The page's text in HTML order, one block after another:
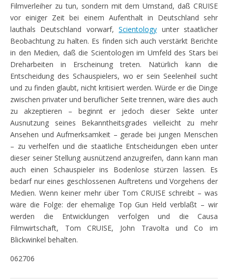
Filmverleiher zu tun, sondern mit dem Umstand, daß CRUISE
vor einiger Zeit bei einem Aufenthalt in Deutschland sehr
lauthals Deutschland vorwarf,Scientology unter staatlicher
Beobachtung zu halten. Es finden sich auch verstärkt Berichte
in den Medien, daß die Scientologen im Umfeld des Stars bei
Dreharbeiten in Erscheinung treten. Natürlich kann die
Entscheidung des Schauspielers, wo er sein Seelenheil sucht
und zu finden glaubt, nicht kritisiert werden. Würde er die Dinge
zwischen privater und beruflicher Seite trennen, wäre dies auch
zu akzeptieren – beginnt er jedoch dieser Sekte unter
Ausnutzung seines Bekanntheitsgrades vielleicht zu mehr
Ansehen und Aufmerksamkeit – gerade bei jungen Menschen
– zu verhelfen und die staatliche Entscheidungen eben unter
dieser seiner Stellung ausnützend anzugreifen, dann kann man
auch einen Schauspieler ins Bodenlose stürzen lassen. Es
bedarf nur eines geschlossenen Auftretens und Vorgehens der
Medien. Wenn keiner mehr über Tom CRUISE schreibt – was
wäre die Folge: der ehemalige Top Gun Held verblaßt – wir
werden die Entwicklungen verfolgen und die Causa
Filmwirtschaft, Tom CRUISE, John Travolta und Co im
Blickwinkel behalten.
062706